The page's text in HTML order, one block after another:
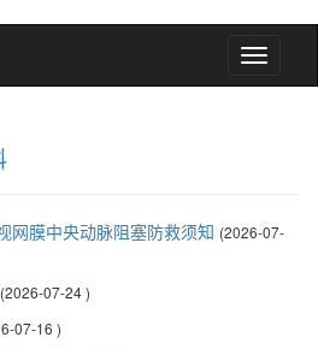
河
北
膜中央动脉阻塞防救须知 (2026-07-
(2026-07-24 )
07-16 )